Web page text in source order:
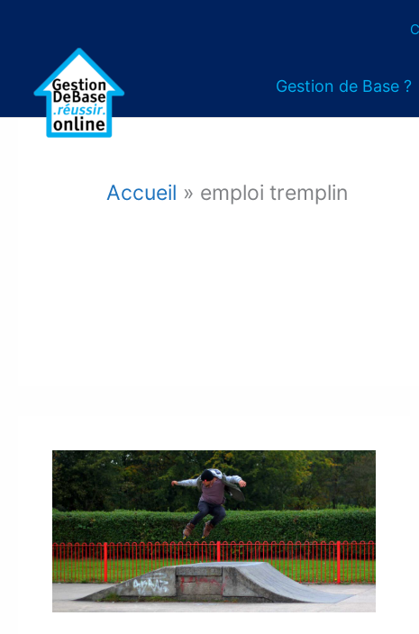
Gestion de Base ?
Accueil emploi tremplin